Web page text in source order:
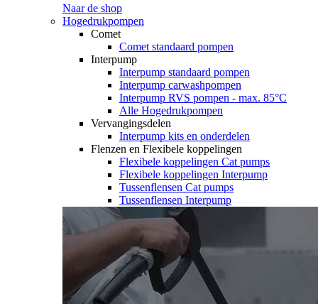
Naar de shop
Hogedrukpompen
Comet
Comet standaard pompen
Interpump
Interpump standaard pompen
Interpump carwashpompen
Interpump RVS pompen - max. 85°C
Alle Hogedrukpompen
Vervangingsdelen
Interpump kits en onderdelen
Flenzen en Flexibele koppelingen
Flexibele koppelingen Cat pumps
Flexibele koppelingen Interpump
Tussenflensen Cat pumps
Tussenflensen Interpump